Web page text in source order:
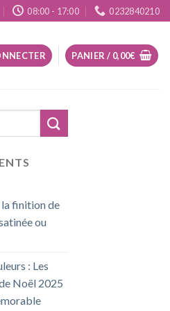
08:00 - 17:00 0232840210
PANIER / 0,00€
finition de
ou
: Les
Noël 2025